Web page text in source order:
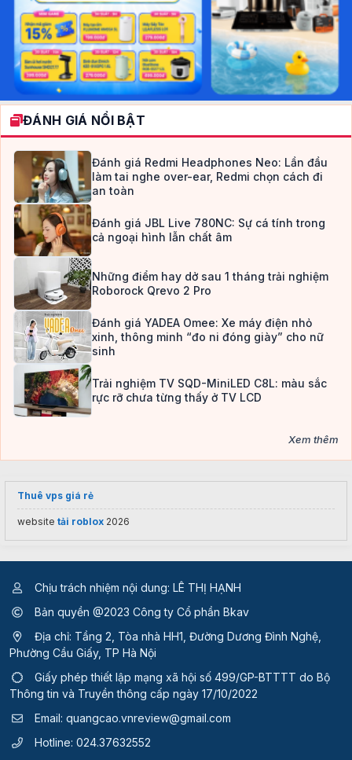
ĐÁNH GIÁ NỔI BẬT
Đánh giá Redmi Headphones Neo: Lần đầu
làm tai nghe over-ear, Redmi chọn cách đi
an toàn
Đánh giá JBL Live 780NC: Sự cá tính trong
cả ngoại hình lẫn chất âm
Những điểm hay dở sau 1 tháng trải nghiệm
Roborock Qrevo 2 Pro
Đánh giá YADEA Omee: Xe máy điện nhỏ
xinh, thông minh “đo ni đóng giày” cho nữ
sinh
Trải nghiệm TV SQD-MiniLED C8L: màu sắc
rực rỡ chưa từng thấy ở TV LCD
Xem thêm
Thuê vps giá rẻ
website tải roblox 2026
Chịu trách nhiệm nội dung: LÊ THỊ HẠNH
Bản quyền @2023 Công ty Cổ phần Bkav
Địa chỉ: Tầng 2, Tòa nhà HH1, Đường Dương Đình Nghệ,
Phường Cầu Giấy, TP Hà Nội
Giấy phép thiết lập mạng xã hội số 499/GP-BTTTT do Bộ
Thông tin và Truyền thông cấp ngày 17/10/2022
Email: quangcao.vnreview@gmail.com
Hotline: 024.37632552